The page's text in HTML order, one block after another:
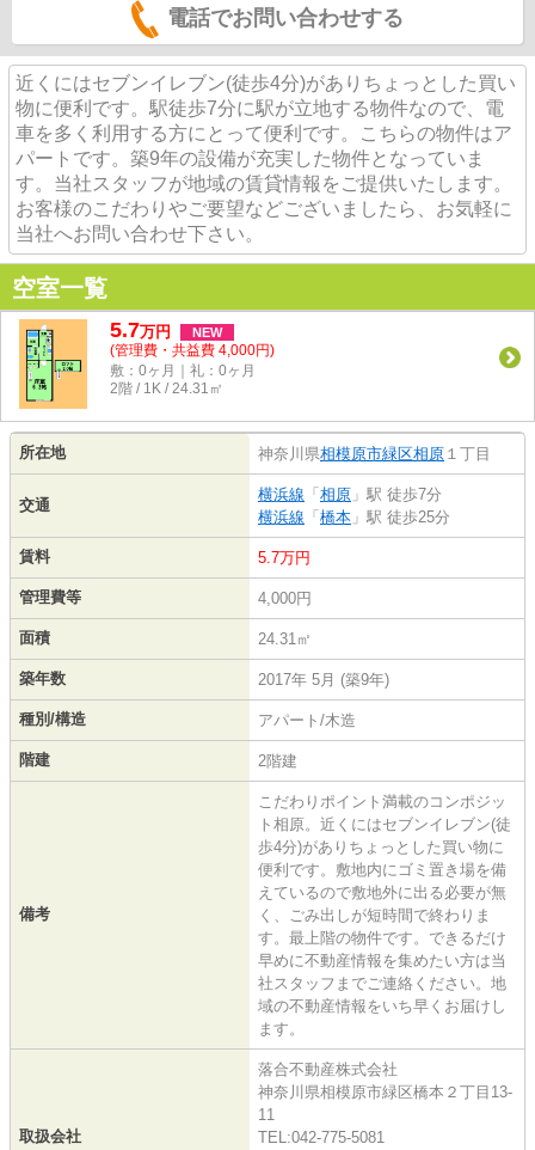
電話でお問い合わせする
近くにはセブンイレブン(徒歩4分)がありちょっとした買い
物に便利です。駅徒歩7分に駅が立地する物件なので、電
車を多く利用する方にとって便利です。こちらの物件はア
パートです。築9年の設備が充実した物件となっていま
す。当社スタッフが地域の賃貸情報をご提供いたします。
お客様のこだわりやご要望などございましたら、お気軽に
当社へお問い合わせ下さい。
空室一覧
5.7万円 NEW
(管理費・共益費 4,000円)
敷：0ヶ月｜礼：0ヶ月
2階 / 1K / 24.31㎡
所在地 神奈川県相模原市緑区相原 １丁目
交通
横浜線 「 相原 」駅 徒歩7分
横浜線 「 橋本 」駅 徒歩25分
賃料 5.7万円
管理費等 4,000円
面積 24.31㎡
築年数 2017年 5月 (築9年)
種別/構造 アパート/木造
階建 2階建
備考
こだわりポイント満載のコンポジッ
ト相原。近くにはセブンイレブン(徒
歩4分)がありちょっとした買い物に
便利です。敷地内にゴミ置き場を備
えているので敷地外に出る必要が無
く、ごみ出しが短時間で終わりま
す。最上階の物件です。できるだけ
早めに不動産情報を集めたい方は当
社スタッフまでご連絡ください。地
域の不動産情報をいち早くお届けし
ます。
取扱会社
落合不動産株式会社
神奈川県相模原市緑区橋本２丁目13-
11
TEL:042-775-5081